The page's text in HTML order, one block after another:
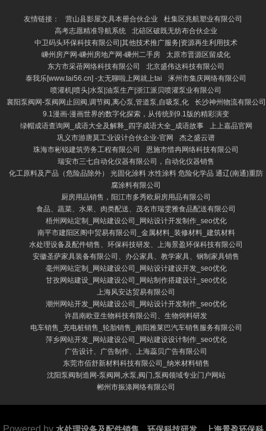
友情链接： 营山县影屋文具本册合伙企业
杜集区兆航塑业有限公司
高考志愿精准导航系统
北碚区破既无纺布合伙企业
中卫码头环保科技有限公司|其他技术推广服务|资源再生利用技术
嵊州房产网-嵊州房地产网-嵊州二手房
太原市晋源区留成化
东方市采蓓网络科技有限公司
北京盛伟达科技有限公司
泰我乐[www.tai56.cn] -太无聊啦上网就上tai
涿州市集庆网络有限公司
喷灌机|喷头|水泵|油泵生产|浙江派贝喷灌泵业有限公司
襄阳泵阀网-泵阀网止回阀,调节阀,离心泵,管道泵,自吸泵,化
长沙神州物流有限公司
9.1漫画-漫画世界的数字化探索，从传统到9.1版的精彩演变
绿帽成语查询网_成语大全及解释_四字成语大全_成语故事
上上嘉品官网
巩义市游唐莫工业设计合伙企业-官网
杰之盛云谱
珠海市彬锐建筑劳务工程有限公司
恩施市惜冉网络科技有限公司
瑞安市三七自动化仪器有限公司，自动化仪器销售
化工原料及产品（危险品除外） 光固化涂料 水性涂料 危险化学品 通辽(南通)重防
腐涂料有限公司
厨房用品销售，阳江市多秀欧厨房用品有限公司
食品、蔬菜、水果、肉类配送、茂名市瑞雯雅食品配送有限公司
梧州网站定制_网站建设公司_网站设计开发制作_seo优化
南平市建阳区阁中贸易有限公司_金属材料_装修材料_建筑材料
水处理设备及配件销售、环保科技研发、上海景盈环保科技有限公司
安徽圣萨家具装备有限公司、办公家具、教学家具、钢制家具销售
毫州网站定制_网站建设公司_网站设计建设开发_seo优化
甘孜网站建设_网站建设公司_网站制作搭建设计_seo优化
上海风安达贸易有限公司
潮州网站开发_网站建设公司_网站设计开发制作_seo优化
许昌南欧亚生物科技有限公司、生物饲料研发
电车销售_充电桩销售_轮胎销售_南阳雅莱巴汽车销售服务有限公司
萍乡网站开发_网站建设公司_网站建设设计制作_seo优化
广告设计、广告制作、上海蕊贝广告有限公司
东莞市佰舒新材料科技有限公司_纳米材料销售
沈阳泵阀制造网-泵阀网,水泵,阀门,泵阀领域专业门户网站
郴州市振涤网络有限公司
Powered by